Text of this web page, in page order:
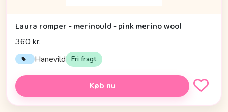
Laura romper - merinould - pink merino wool
360 kr.
Hanevild Fri fragt
Køb nu